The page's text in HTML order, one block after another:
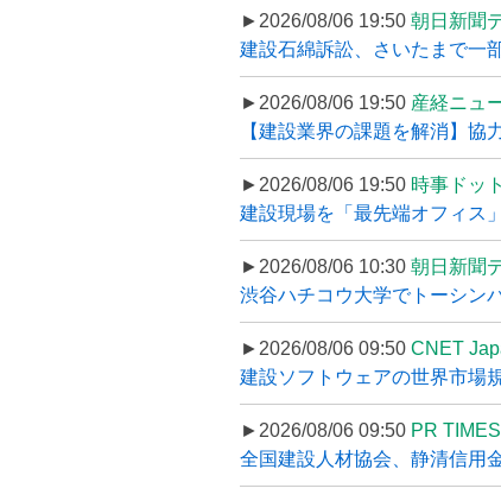
►2026/08/06 19:50 朝日新聞
建設石綿訴訟、さいたまで一
►2026/08/06 19:50 産経ニュ
【建設業界の課題を解消】協
►2026/08/06 19:50 時事ドッ
建設現場を「最先端オフィス
►2026/08/06 10:30 朝日新聞
渋谷ハチコウ大学でトーシン
►2026/08/06 09:50 CNET
建設ソフトウェアの世界市場
►2026/08/06 09:50 PR TIMES
全国建設人材協会、静清信用